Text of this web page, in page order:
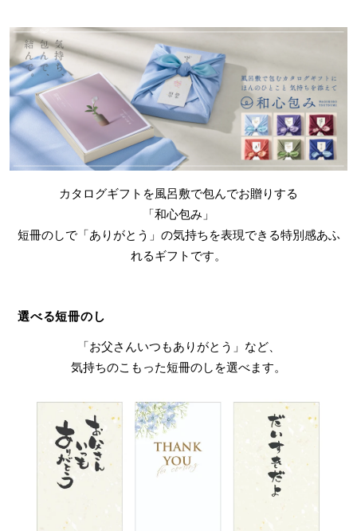
カタログギフトを風呂敷で包んでお贈りする
「和心包み」
短冊のしで「ありがとう」の気持ちを表現できる特別感あふ
れるギフトです。
選べる短冊のし
「お父さんいつもありがとう」など、
気持ちのこもった短冊のしを選べます。